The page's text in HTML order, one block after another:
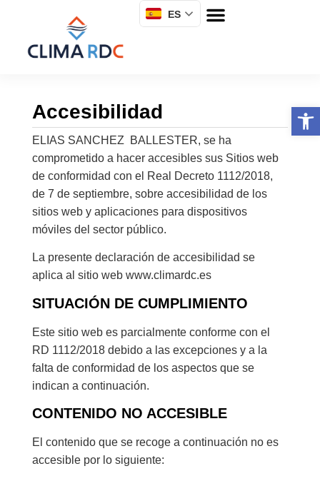
Abrir
ES
Accesibilidad
ELIAS SANCHEZ BALLESTER, se ha
comprometido a hacer accesibles sus Sitios web
de conformidad con el Real Decreto 1112/2018,
de 7 de septiembre, sobre accesibilidad de los
sitios web y aplicaciones para dispositivos
móviles del sector público.
La presente declaración de accesibilidad se
aplica al sitio web www.climardc.es
SITUACIÓN DE CUMPLIMIENTO
Este sitio web es parcialmente conforme con el
RD 1112/2018 debido a las excepciones y a la
falta de conformidad de los aspectos que se
indican a continuación.
CONTENIDO NO ACCESIBLE
El contenido que se recoge a continuación no es
accesible por lo siguiente: